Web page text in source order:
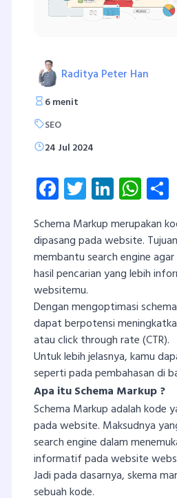
Raditya Peter Han
6 menit
SEO
24 Jul 2024
Facebook
Twitter
LinkedIn
Schema Markup merupakan
dipasang pada website.
membantu search engine
hasil pencarian yang lebih
websitemu.
Dengan mengoptimasi
dapat berpotensi
atau click through rate (CTR).
Untuk lebih jelasnya, kamu
seperti pada pembahasan di
Apa itu Schema Markup ?
Schema Markup adalah kode
pada website. Maksudnya
search engine dalam
informatif pada website
Jadi pada dasarnya, skema
sebuah kode.